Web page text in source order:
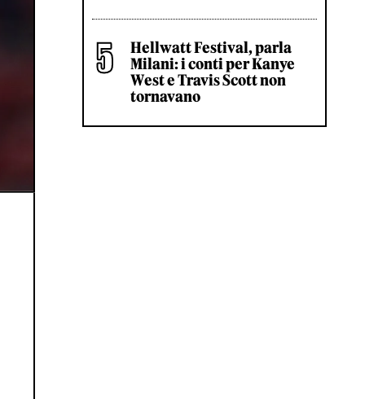
Hellwatt Festival, parla
Milani: i conti per Kanye
West e Travis Scott non
tornavano